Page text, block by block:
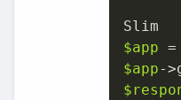
$app
$app-